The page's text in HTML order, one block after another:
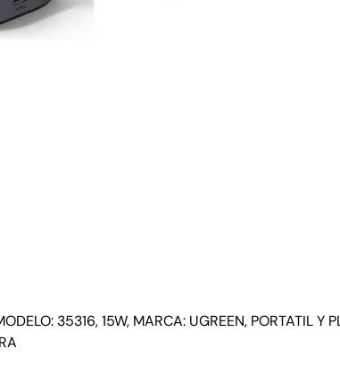
35316, 15W, MARCA: UGREEN, PORTATIL Y